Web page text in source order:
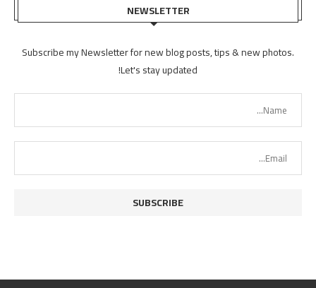
NEWSLETTER
Subscribe my Newsletter for new blog posts, tips & new photos.
Let's stay updated!